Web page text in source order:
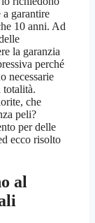
garantire
10 anni. Ad
la garanzia
perché
necessarie
totalità.
che
peli?
per delle
ecco risolto
al